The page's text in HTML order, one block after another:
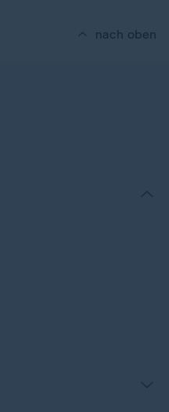
nach oben